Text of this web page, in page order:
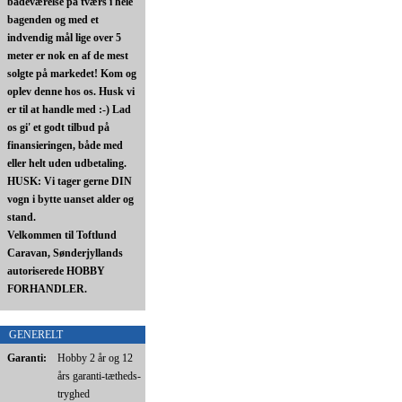
bagenden og med et
indvendig mål lige over 5
meter er nok en af de mest
solgte på markedet! Kom og
oplev denne hos os. Husk vi
er til at handle med :-) Lad
os gi' et godt tilbud på
finansieringen, både med
eller helt uden udbetaling.
HUSK: Vi tager gerne DIN
vogn i bytte uanset alder og
stand.
Velkommen til Toftlund
Caravan, Sønderjyllands
autoriserede HOBBY
FORHANDLER.
GENERELT
Garanti:
Hobby 2 år og 12
års garanti-tætheds-
tryghed